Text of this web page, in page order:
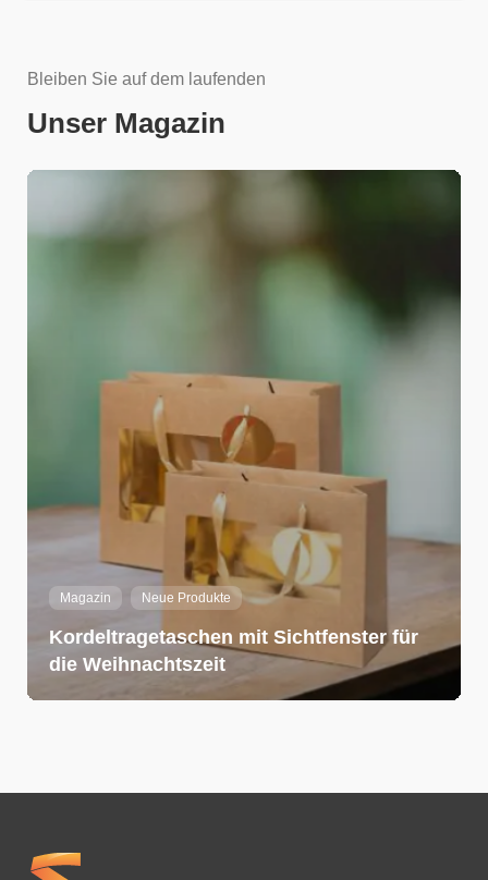
Bleiben Sie auf dem laufenden
Unser Magazin
Magazin Neue Produkte
Kordeltragetaschen mit Sichtfenster für
die Weihnachtszeit